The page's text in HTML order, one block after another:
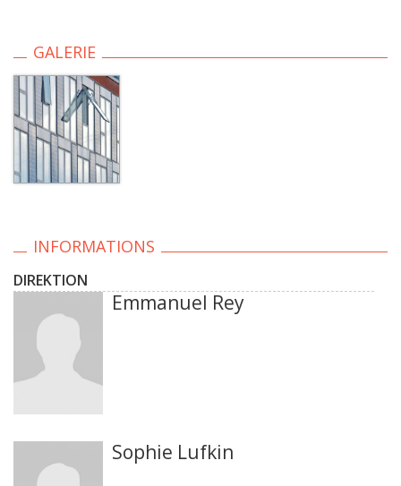
GALERIE
INFORMATIONS
DIREKTION
Emmanuel Rey
Sophie Lufkin